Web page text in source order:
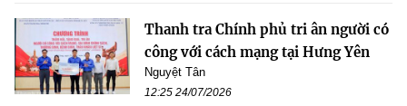
Thanh tra Chính phủ tri ân người có
công với cách mạng tại Hưng Yên
Nguyệt Tân
12:25 24/07/2026